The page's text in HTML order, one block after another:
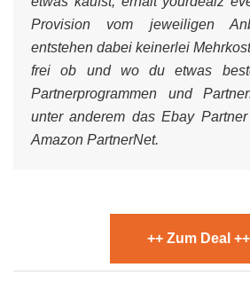
Provision vom jeweiligen
entstehen dabei keinerlei
frei ob und wo du etwas
Partnerprogrammen und
unter anderem das Ebay
Amazon PartnerNet.
++ Zum Deal ++